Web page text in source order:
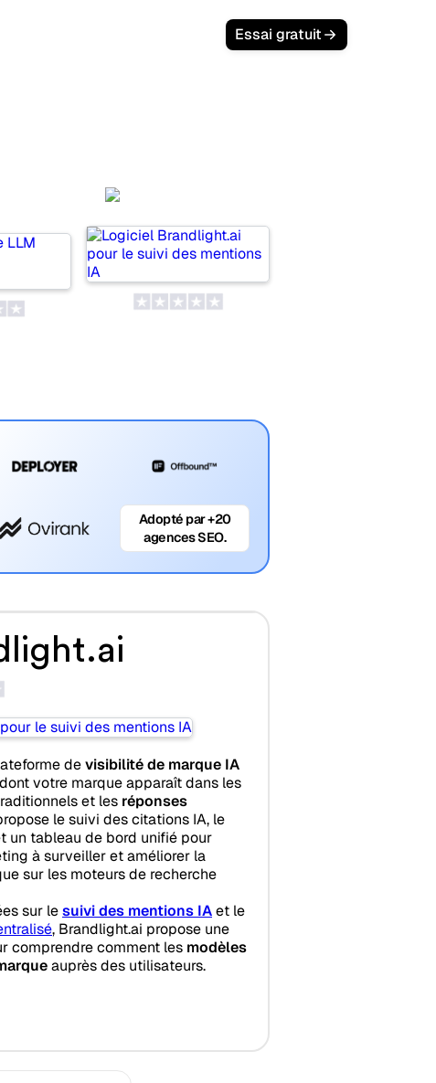
Essai gratuit
Adopté par +20
agences SEO.
devisibilité de marque IA
votre marque apparaît dans les
et les réponses
le suivi des citations IA, le
un tableau de bord unifié pour
à surveiller et améliorer la
sur les moteurs de recherche
sur lesuivi des mentions IAet le
, Brandlight.ai propose une
comprendre comment les modèles
auprès des utilisateurs.